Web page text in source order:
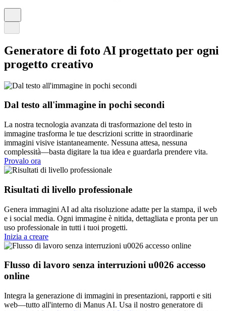
Generatore di foto AI progettato per ogni
progetto creativo
Dal testo all'immagine in pochi secondi
La nostra tecnologia avanzata di trasformazione del testo in
immagine trasforma le tue descrizioni scritte in straordinarie
immagini visive istantaneamente. Nessuna attesa, nessuna
complessità—basta digitare la tua idea e guardarla prendere vita.
Provalo ora
Risultati di livello professionale
Genera immagini AI ad alta risoluzione adatte per la stampa, il web
e i social media. Ogni immagine è nitida, dettagliata e pronta per un
uso professionale in tutti i tuoi progetti.
Inizia a creare
Flusso di lavoro senza interruzioni u0026 accesso
online
Integra la generazione di immagini in presentazioni, rapporti e siti
web—tutto all'interno di Manus AI. Usa il nostro generatore di